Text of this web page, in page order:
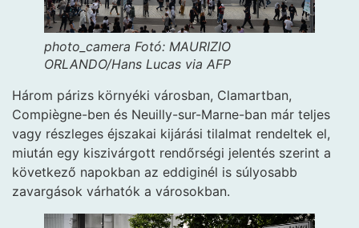
photo_camera Fotó: MAURIZIO
ORLANDO/Hans Lucas via AFP
Három párizs környéki városban, Clamartban,
Compiègne-ben és Neuilly-sur-Marne-ban már teljes
vagy részleges éjszakai kijárási tilalmat rendeltek el,
miután egy kiszivárgott rendőrségi jelentés szerint a
következő napokban az eddiginél is súlyosabb
zavargások várhatók a városokban.